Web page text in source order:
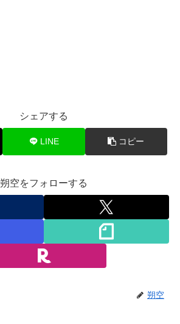
シェアする
LINE コピー
朔空をフォローする
朔空